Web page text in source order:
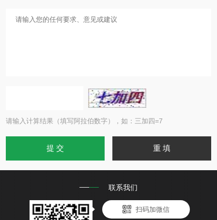
请输入计算结果（填写阿拉伯数字），如：三加四=7
联系我们
扫码加微信